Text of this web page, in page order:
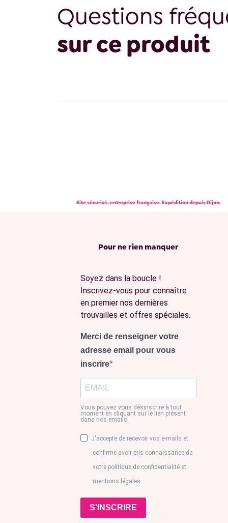
Questions
sur ce produit
Site sécurisé, entreprise française. Expédition depuis Dijon.
Pour ne rien manquer
Soyez dans la boucle !
Inscrivez-vous pour connaître
en premier nos dernières
trouvailles et offres spéciales.
Merci de renseigner votre
adresse email pour vous
inscrire
Vous pouvez vous désinscrire à tout
moment en cliquant sur le lien présent
dans nos emails.
J'accepte de recevoir vos e-mails et
confirme avoir pris connaissance de
votre politique de confidentialité et
mentions légales.
S'INSCRIRE